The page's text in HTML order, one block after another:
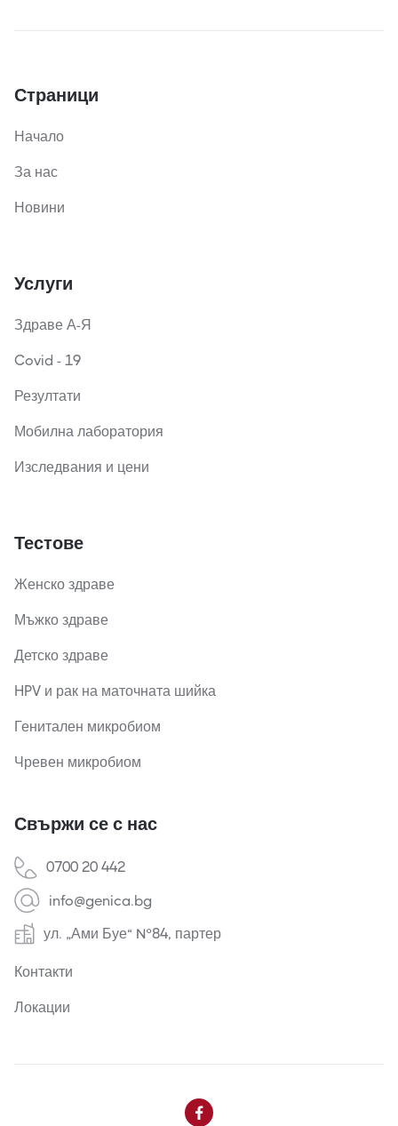
Страници
Начало
За нас
Новини
Услуги
Здраве А-Я
Covid - 19
Резултати
Мобилна лаборатория
Изследвания и цени
Тестове
Женско здраве
Мъжко здраве
Детско здраве
HPV и рак на маточната шийка
Генитален микробиом
Чревен микробиом
Свържи се с нас
0700 20 442
info@genica.bg
ул. „Ами Буе“ №84, партер
Контакти
Локации
